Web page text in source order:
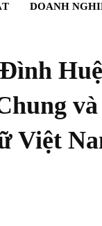
DOANH
Việt